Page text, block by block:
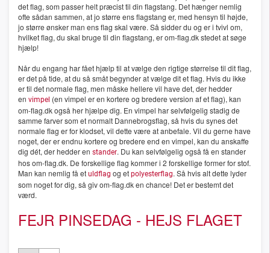
det flag, som passer helt præcist til din flagstang. Det hænger nemlig
ofte sådan sammen, at jo større ens flagstang er, med hensyn til højde,
jo større ønsker man ens flag skal være. Så sidder du og er i tvivl om,
hvilket flag, du skal bruge til din flagstang, er om-flag.dk stedet at søge
hjælp!
Når du engang har fået hjælp til at vælge den rigtige størrelse til dit flag,
er det på tide, at du så småt begynder at vælge dit et flag. Hvis du ikke
er til det normale flag, men måske hellere vil have det, der hedder
en vimpel (en vimpel er en kortere og bredere version af et flag), kan
om-flag.dk også her hjælpe dig. En vimpel har selvfølgelig stadig de
samme farver som et normalt Dannebrogsflag, så hvis du synes det
normale flag er for klodset, vil dette være at anbefale. Vil du gerne have
noget, der er endnu kortere og bredere end en vimpel, kan du anskaffe
dig dét, der hedder en stander. Du kan selvfølgelig også få en stander
hos om-flag.dk. De forskellige flag kommer i 2 forskellige former for stof.
Man kan nemlig få et uldflag og et polyesterflag. Så hvis alt dette lyder
som noget for dig, så giv om-flag.dk en chance! Det er bestemt det
værd.
FEJR PINSEDAG - HEJS FLAGET